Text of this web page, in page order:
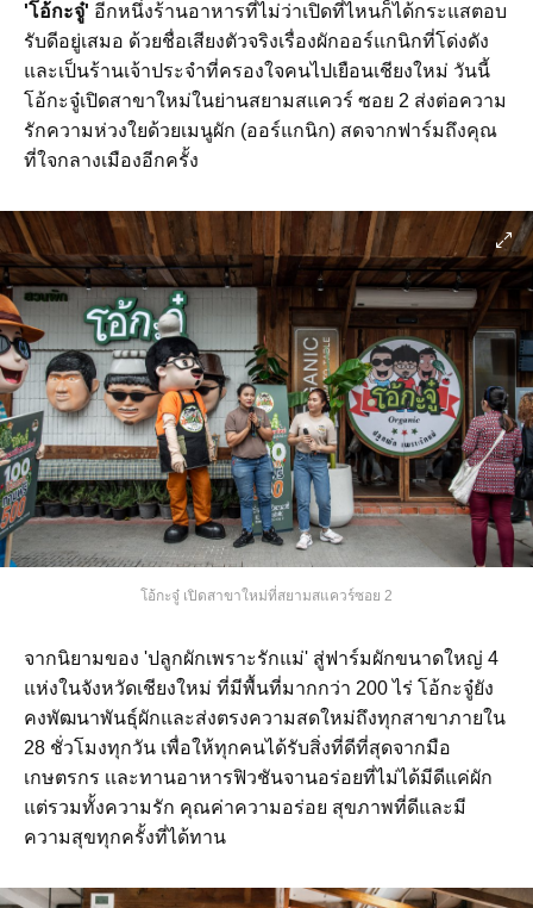
'โอ้กะจู๋' อีกหนึ่งร้านอาหารที่ไม่ว่าเปิดที่ไหนก็ได้กระแสตอบ
รับดีอยู่เสมอ ด้วยชื่อเสียงตัวจริงเรื่องผักออร์แกนิกที่โด่งดัง
และเป็นร้านเจ้าประจำที่ครองใจคนไปเยือนเชียงใหม่ วันนี้
โอ้กะจู๋เปิดสาขาใหม่ในย่านสยามสแควร์ ซอย 2 ส่งต่อความ
รักความห่วงใยด้วยเมนูผัก (ออร์แกนิก) สดจากฟาร์มถึงคุณ
ที่ใจกลางเมืองอีกครั้ง
โอ้กะจู๋ เปิดสาขาใหม่ที่สยามสแควร์ซอย 2
จากนิยามของ 'ปลูกผักเพราะรักแม่' สู่ฟาร์มผักขนาดใหญ่ 4
แห่งในจังหวัดเชียงใหม่ ที่มีพื้นที่มากกว่า 200 ไร่ โอ้กะจู๋ยัง
คงพัฒนาพันธุ์ผักและส่งตรงความสดใหม่ถึงทุกสาขาภายใน
28 ชั่วโมงทุกวัน เพื่อให้ทุกคนได้รับสิ่งที่ดีที่สุดจากมือ
เกษตรกร เเละทานอาหารฟิวชันจานอร่อยที่ไม่ได้มีดีแค่ผัก
แต่รวมทั้งความรัก คุณค่าความอร่อย สุขภาพที่ดีและมี
ความสุขทุกครั้งที่ได้ทาน